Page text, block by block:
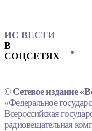
ИС ВЕСТИ
В
СОЦСЕТЯХ
© Сетевое издание
«Федеральное
Всероссийская
радиовещательная